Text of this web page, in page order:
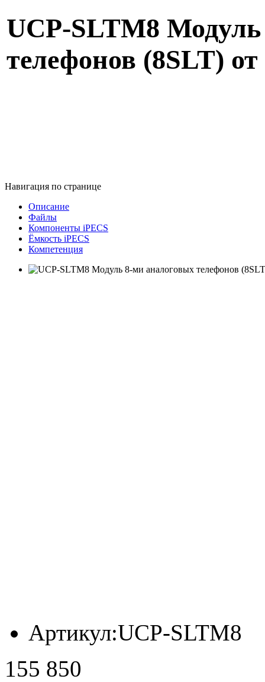
UCP-SLTM8
телефонов (8SLT)
Навигация по странице
Описание
Файлы
Компоненты iPECS
Ёмкость iPECS
Компетенция
Артикул:UCP-SLTM8
155 850